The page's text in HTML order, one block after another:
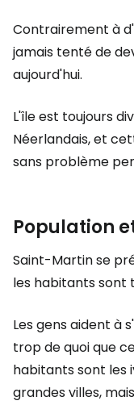
Contrairement à
jamais tenté de
aujourd'hui.
L'île est toujours
Néerlandais, et
sans problème
Population
Saint-Martin se
les habitants sont
Les gens aident à
trop de quoi que
habitants sont les
grandes villes,